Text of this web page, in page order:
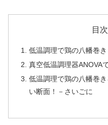
目次
低温調理で鶏の八幡巻き
真空低温調理器ANOVA
低温調理で鶏の八幡巻
い断面！－さいごに